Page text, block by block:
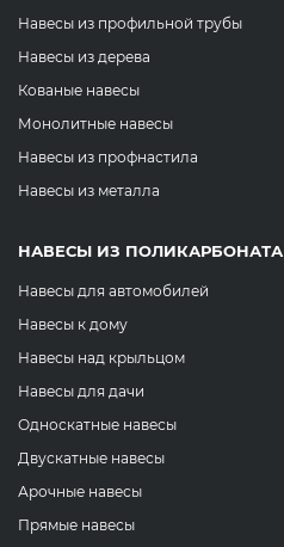
Навесы из профильной трубы
Навесы из дерева
Кованые навесы
Монолитные навесы
Навесы из профнастила
Навесы из металла
НАВЕСЫ ИЗ ПОЛИКАРБОНАТА
Навесы для автомобилей
Навесы к дому
Навесы над крыльцом
Навесы для дачи
Односкатные навесы
Двускатные навесы
Арочные навесы
Прямые навесы